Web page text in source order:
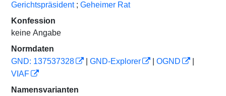
Gerichtspräsident ; Geheimer Rat
Konfession
keine Angabe
Normdaten
GND: 137537328
GND-Explorer OGND
VIAF
Namensvarianten